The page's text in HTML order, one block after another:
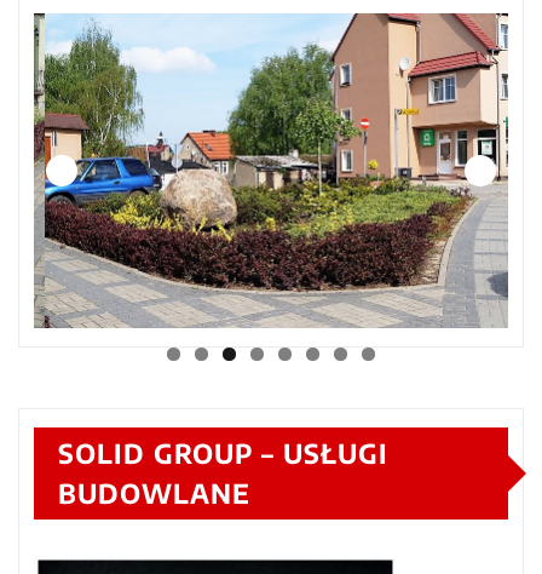
SOLID GROUP – USŁUGI
BUDOWLANE